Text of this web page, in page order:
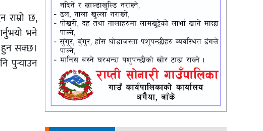
छ,
भने
हुन सक्छ।
पुर्‍याउन